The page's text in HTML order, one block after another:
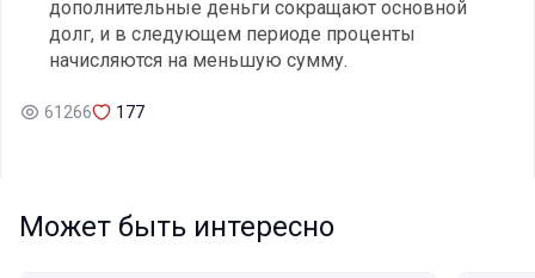
дополнительные деньги сокращают основной
долг, и в следующем периоде проценты
начисляются на меньшую сумму.
61266 177
Может быть интересно